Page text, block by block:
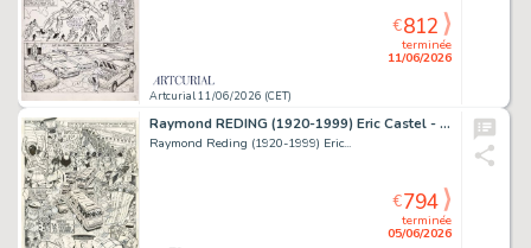
Artcurial 11/06/2026 (CET)
terminée
11/06/2026
€812
Raymond REDING (1920-1999) Eric Castel - La maison...
Raymond Reding (1920-1999) Eric...
terminée
05/06/2026
€794